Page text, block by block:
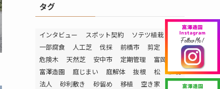
タグ
インタビュー スポット契約
ソテツ植栽
一部腐食
人工芝 伐採 前橋市
剪定
危険木
天然芝 安中市 定期管理
富岡市
富澤造園
庭じまい 庭解体 抜根 松
植栽
法人
砂利敷き 砂留め 移植
空き家